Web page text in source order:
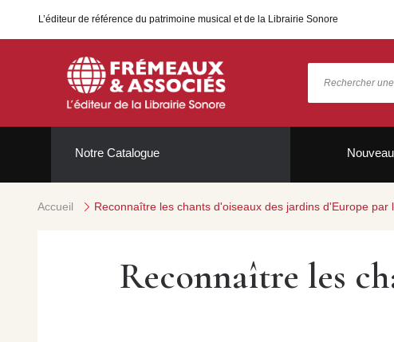
L’éditeur de référence du patrimoine musical et de la Librairie Sonore
Notre Catalogue
Accueil Reconnaître les chants d'oiseaux des jardins d'Europe par
Reconnaître les